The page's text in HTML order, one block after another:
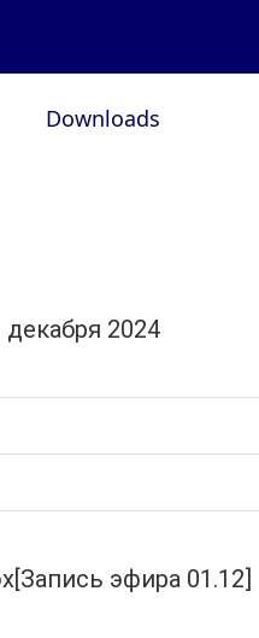
Downloads
2024
эфира 01.12]